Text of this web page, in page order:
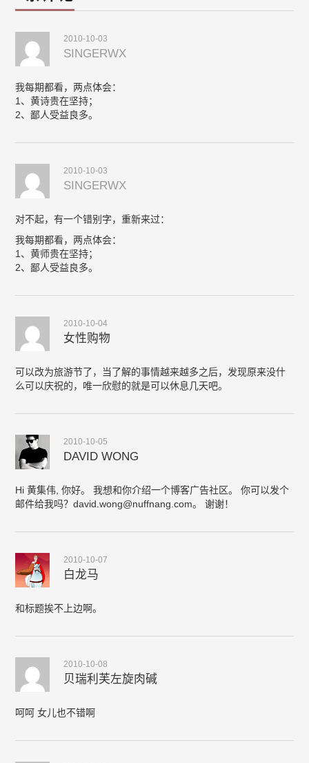
2010-10-03
SINGERWX
我每期都看，两点体会：
1、黄诗贵在坚持；
2、鄙人受益良多。
2010-10-03
SINGERWX
对不起，有一个错别字，重新来过：
我每期都看，两点体会：
1、黄师贵在坚持；
2、鄙人受益良多。
2010-10-04
女性购物
可以改为旅游节了，当了解的事情越来越多之后，发现原来没什
么可以庆祝的，唯一欣慰的就是可以休息几天吧。
2010-10-05
DAVID WONG
Hi 黄集伟, 你好。 我想和你介绍一个博客广告社区。 你可以发个
邮件给我吗？david.wong@nuffnang.com。 谢谢！
2010-10-07
白龙马
和标题挨不上边啊。
2010-10-08
贝瑞利芙左旋肉碱
呵呵 女儿也不错啊